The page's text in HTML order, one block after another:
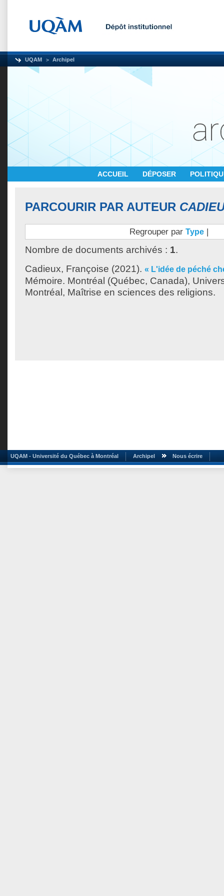
UQAM Archipel
ACCUEIL DÉPOSER
PARCOURIR PAR AUTEUR
Regrouper par Type |
Nombre de documents archivés : 1.
Cadieux, Françoise (2021). « L'idée de péché
Mémoire. Montréal (Québec, Canada),
Montréal, Maîtrise en sciences des religions.
UQAM - Université du Québec à Montréal Archipel Nous écrire